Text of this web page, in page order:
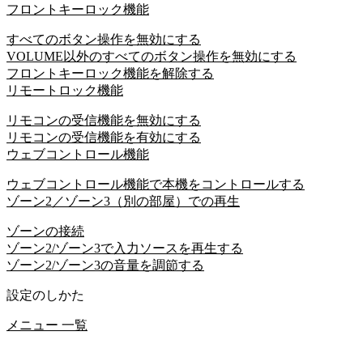
フロントキーロック機能
すべてのボタン操作を無効にする
VOLUME以外のすべてのボタン操作を無効にする
フロントキーロック機能を解除する
リモートロック機能
リモコンの受信機能を無効にする
リモコンの受信機能を有効にする
ウェブコントロール機能
ウェブコントロール機能で本機をコントロールする
ゾーン2／ゾーン3（別の部屋）での再生
ゾーンの接続
ゾーン2/ゾーン3で入力ソースを再生する
ゾーン2/ゾーン3の音量を調節する
設定のしかた
メニュー 一覧